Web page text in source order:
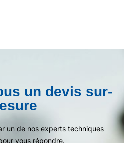
un devis sur-
un de nos experts techniques
vous répondre.